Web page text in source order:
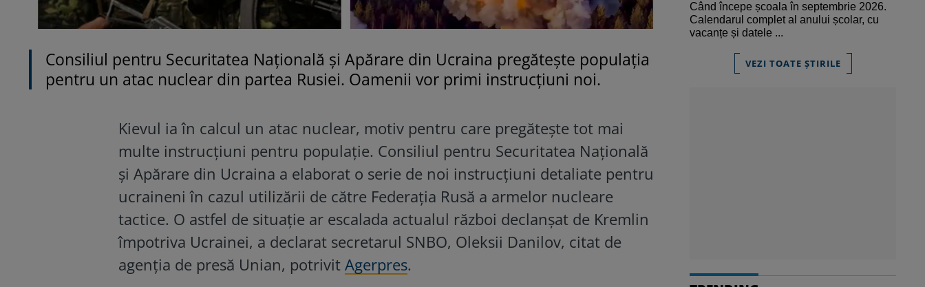
Consiliul pentru Securitatea Națională și Apărare din Ucraina pregătește populația
pentru un atac nuclear din partea Rusiei. Oamenii vor primi instrucțiuni noi.
Kievul ia în calcul un atac nuclear, motiv pentru care pregătește tot mai
multe instrucțiuni pentru populație. Consiliul pentru Securitatea Națională
și Apărare din Ucraina a elaborat o serie de noi instrucțiuni detaliate pentru
ucraineni în cazul utilizării de către Federația Rusă a armelor nucleare
tactice. O astfel de situație ar escalada actualul război declanșat de Kremlin
împotriva Ucrainei, a declarat secretarul SNBO, Oleksii Danilov, citat de
agenția de presă Unian, potrivit Agerpres.
Când începe școala în septembrie 2026.
Calendarul complet al anului școlar, cu
vacanțe și datele ...
VEZI TOATE ȘTIRILE